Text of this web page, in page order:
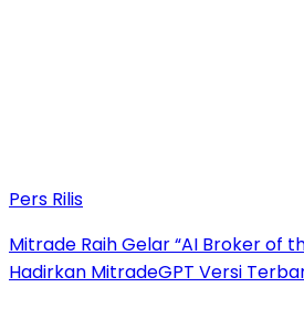
Pers Rilis
Mitrade Raih Gelar “AI Broker of
Hadirkan MitradeGPT Versi